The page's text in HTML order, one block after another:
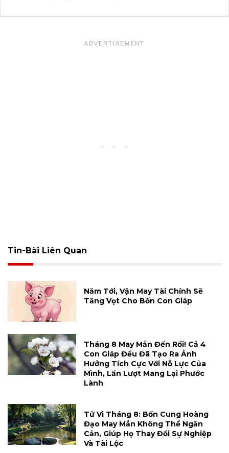
Tin-Bài Liên Quan
Năm Tới, Vận May Tài Chính Sẽ
Tăng Vọt Cho Bốn Con Giáp
Tháng 8 May Mắn Đến Rồi! Cả 4
Con Giáp Đều Đã Tạo Ra Ảnh
Hưởng Tích Cực Với Nỗ Lực Của
Mình, Lần Lượt Mang Lại Phước
Lành
Tử Vi Tháng 8: Bốn Cung Hoàng
Đạo May Mắn Không Thể Ngăn
Cản, Giúp Họ Thay Đổi Sự Nghiệp
Và Tài Lộc